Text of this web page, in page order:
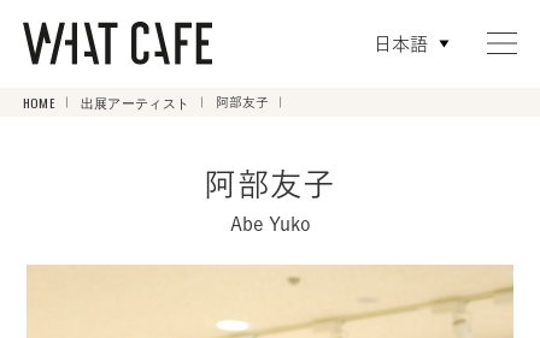
日本語
HOME 出展アーティスト 阿部友子
阿部友子
Abe Yuko